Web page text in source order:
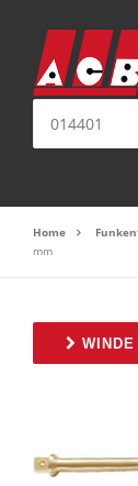
Home
mm
WINDE